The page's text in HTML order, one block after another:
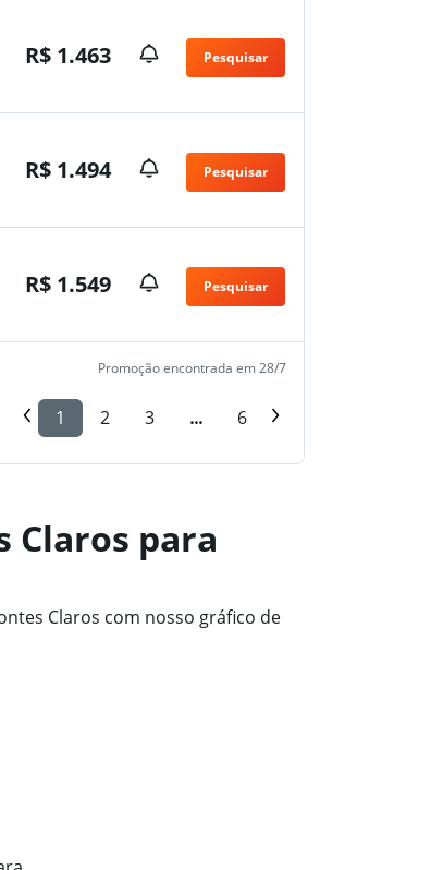
R$ 1.463 Pesquisar
R$ 1.494 Pesquisar
R$ 1.549 Pesquisar
Promoção encontrada em 28/7
1 2 3 ... 6
Claros para
Claros com nosso gráfico de